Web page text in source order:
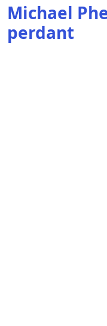
Michael
perdant